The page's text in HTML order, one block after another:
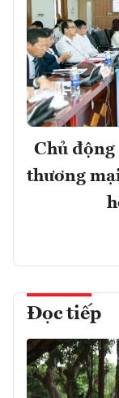
Chủ động
thương
Đọc tiếp